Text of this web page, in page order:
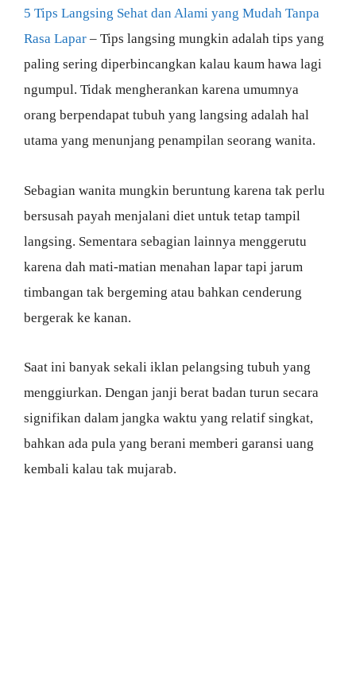
5 Tips Langsing Sehat dan Alami yang Mudah Tanpa
Rasa Lapar – Tips langsing mungkin adalah tips yang
paling sering diperbincangkan kalau kaum hawa lagi
ngumpul. Tidak mengherankan karena umumnya
orang berpendapat tubuh yang langsing adalah hal
utama yang menunjang penampilan seorang wanita.
Sebagian wanita mungkin beruntung karena tak perlu
bersusah payah menjalani diet untuk tetap tampil
langsing. Sementara sebagian lainnya menggerutu
karena dah mati-matian menahan lapar tapi jarum
timbangan tak bergeming atau bahkan cenderung
bergerak ke kanan.
Saat ini banyak sekali iklan pelangsing tubuh yang
menggiurkan. Dengan janji berat badan turun secara
signifikan dalam jangka waktu yang relatif singkat,
bahkan ada pula yang berani memberi garansi uang
kembali kalau tak mujarab.